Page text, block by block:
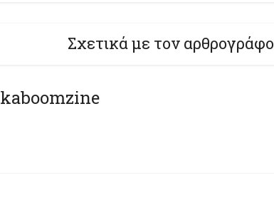
Σχετικά με τον αρθρογράφο
kaboomzine